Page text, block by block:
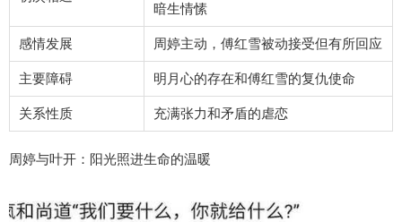
暗生情愫
感情发展 周婷主动，傅红雪被动接受但有所回应
主要障碍 明月心的存在和傅红雪的复仇使命
关系性质 充满张力和矛盾的虐恋
周婷与叶开：阳光照进生命的温暖